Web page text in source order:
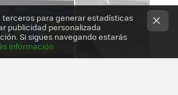
terceros para generar estadísticas
publicidad personalizada
Si sigues navegando estarás
información